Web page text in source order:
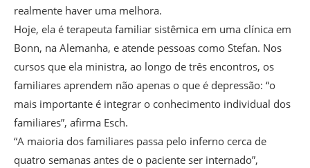
realmente haver uma melhora.
Hoje, ela é terapeuta familiar sistêmica em uma clínica em
Bonn, na Alemanha, e atende pessoas como Stefan. Nos
cursos que ela ministra, ao longo de três encontros, os
familiares aprendem não apenas o que é depressão: “o
mais importante é integrar o conhecimento individual dos
familiares”, afirma Esch.
“A maioria dos familiares passa pelo inferno cerca de
quatro semanas antes de o paciente ser internado”,